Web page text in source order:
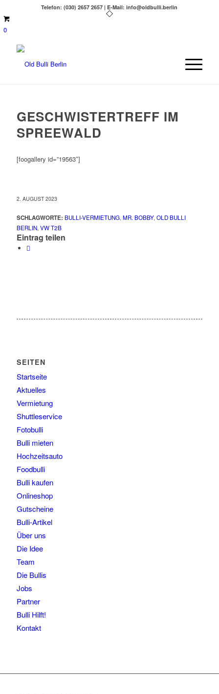
Telefon: (030) 2657 2657 | E-Mail: info@oldbulli.berlin
0
GESCHWISTERTREFF IM
SPREEWALD
[foogallery id=”19563″]
2. AUGUST 2023
SCHLAGWORTE: BULLI-VERMIETUNG, MR. BOBBY, OLD BULLI
BERLIN, VW T2B
Eintrag teilen
SEITEN
Startseite
Aktuelles
Vermietung
Shuttleservice
Fotobulli
Bulli mieten
Hochzeitsauto
Foodbulli
Bulli kaufen
Onlineshop
Gutscheine
Bulli-Artikel
Über uns
Die Idee
Team
Die Bullis
Jobs
Partner
Bulli Hilft!
Kontakt